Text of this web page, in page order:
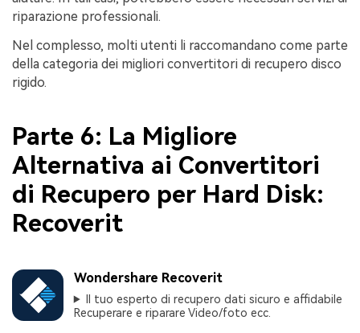
riparazione professionali.
Nel complesso, molti utenti li raccomandano come parte
della categoria dei migliori convertitori di recupero disco
rigido.
Parte 6: La Migliore
Alternativa ai Convertitori
di Recupero per Hard Disk:
Recoverit
Wondershare Recoverit
Il tuo esperto di recupero dati sicuro e affidabile
Recuperare e riparare Video/foto ecc.